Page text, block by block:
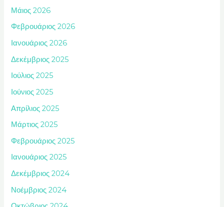
Μάιος 2026
Φεβρουάριος 2026
Ιανουάριος 2026
Δεκέμβριος 2025
Ιούλιος 2025
Ιούνιος 2025
Απρίλιος 2025
Μάρτιος 2025
Φεβρουάριος 2025
Ιανουάριος 2025
Δεκέμβριος 2024
Νοέμβριος 2024